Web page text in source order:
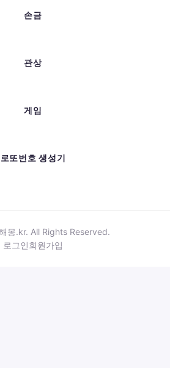
손금
관상
게임
로또번호 생성기
몽.kr. All Rights Reserved.
로그인회원가입